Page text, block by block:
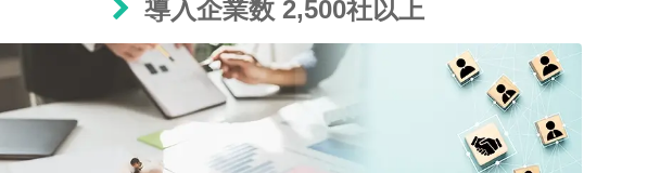
導入企業数 2,500社以上